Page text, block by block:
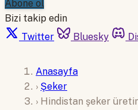
Abone ol
Bizi takip edin
Twitter
Bluesky
Anasayfa
› Şeker
› Hindistan şeker